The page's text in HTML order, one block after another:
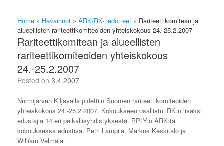
Home » Havainnot » ARK/RK-tiedotteet » Rariteettikomitean ja
alueellisten rariteettikomiteoiden yhteiskokous 24.-25.2.2007
Rariteettikomitean ja alueellisten
rariteettikomiteoiden yhteiskokous
24.-25.2.2007
Posted on 3.4.2007
Nurmijärven Kiljavalla pidettiin Suomen rariteettikomiteoiden
yhteiskokous 24.-25.2.2007. Kokoukseen osallistui RK:n lisäksi
edustajia 14 eri paikallisyhdistyksestä. PPLY:n ARK:ta
kokouksessa edustivat Petri Lampila, Markus Keskitalo ja
William Velmala.